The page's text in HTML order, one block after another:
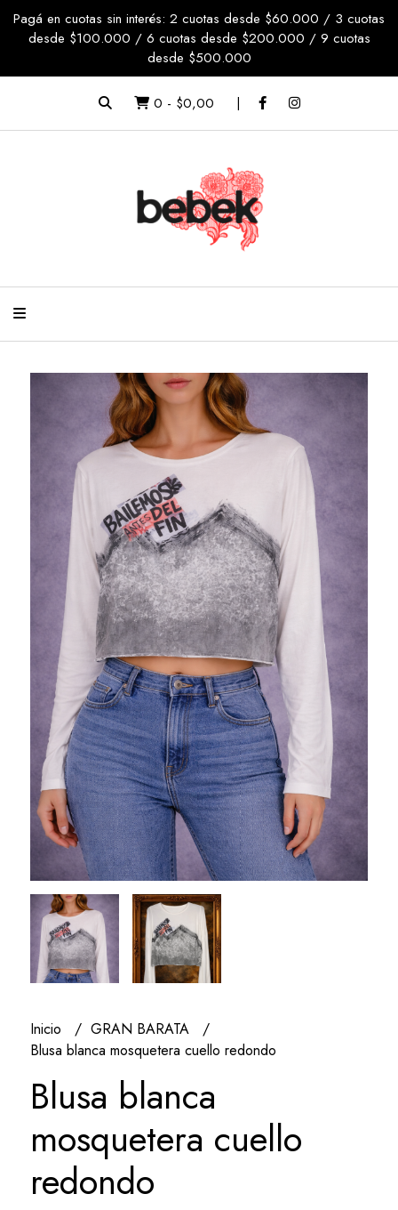
Pagá en cuotas sin interés: 2 cuotas desde $60.000 / 3 cuotas
desde $100.000 / 6 cuotas desde $200.000 / 9 cuotas
desde $500.000
0 - $0,00
Inicio
GRAN BARATA
Blusa blanca mosquetera cuello redondo
Blusa blanca
mosquetera cuello
redondo